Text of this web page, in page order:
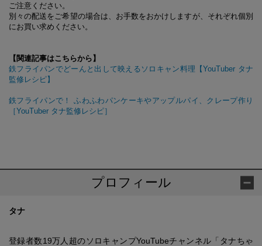
ご注意ください。
別々の配送をご希望の場合は、お手数をおかけしますが、それぞれ個別
にお買い求めください。
【関連記事はこちらから】
鉄フライパンでどーんと出して映えるソロキャン料理【YouTuber タナ
監修レシピ】
鉄フライパンで！ ふわふわパンケーキやアップルパイ、クレープ作り
［YouTuber タナ監修レシピ］
プロフィール
タナ
登録者数19万人超のソロキャンプYouTubeチャンネル「タナちゃ